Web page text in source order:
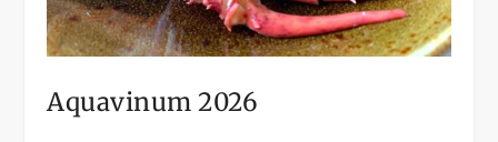
Aquavinum 2026